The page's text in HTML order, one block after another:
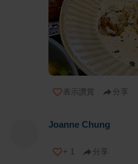
表示讚賞 分享
Joanne Chung
+ 1 分享